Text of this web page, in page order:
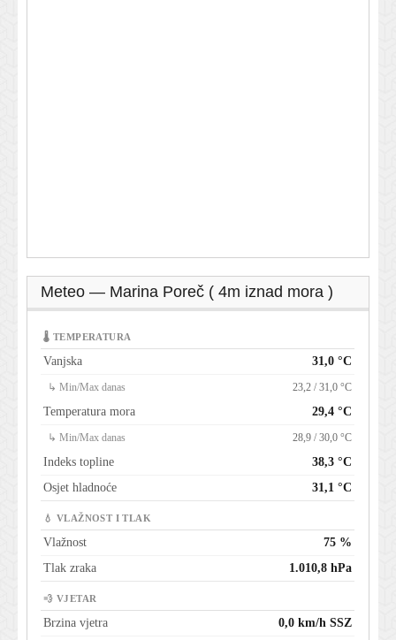
Meteo — Marina Poreč ( 4m iznad mora )
🌡 TEMPERATURA
Vanjska 31,0 °C
↳ Min/Max danas 23,2 / 31,0 °C
Temperatura mora 29,4 °C
↳ Min/Max danas 28,9 / 30,0 °C
Indeks topline
38,3 °C
Osjet hladnoće
31,1 °C
💧 VLAŽNOST I TLAK
Vlažnost
75 %
Tlak zraka
1.010,8 hPa
💨 VJETAR
Brzina vjetra
0,0 km/h SSZ